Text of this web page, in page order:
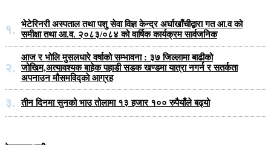
१.
भेटेरिनरी अस्पताल तथा पशु सेवा विज्ञ केन्द्र अर्घाखाँचीद्वारा गत आ.व को
समीक्षा तथा आ.व. २०८३/०८४ को वार्षिक कार्यक्रम सार्वजनिक
२.
आज र भोलि मुसलधारे वर्षाको सम्भावना : ३७ जिल्लामा बाढीको
जोखिम,अत्यावश्यक बाहेक पहाडी सडक खण्डमा यात्रा नगर्न र सतर्कता
अपनाउन मौसमविद्काे आग्रह
३. तीन दिनमा सुनको भाउ तोलामा १३ हजार १०० रुपैयाँले बढ्यो